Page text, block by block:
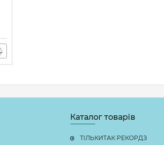
Каталог товарів
ТІЛЬКИТАК РЕКОРДЗ